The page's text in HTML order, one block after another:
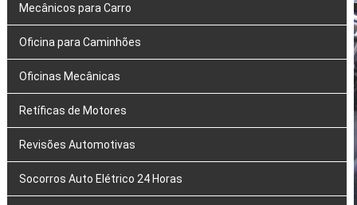
Mecânicos para Carro
Oficina para Caminhões
Oficinas Mecânicas
Retíficas de Motores
Revisões Automotivas
Socorros Auto Elétrico 24 Horas